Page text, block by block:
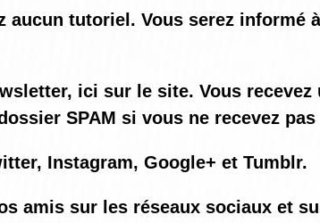
aucun tutoriel. Vous serez informé
ici sur le site. Vous
SPAM si vous ne recevez
Instagram, Google+ et Tumblr.
amis sur les réseaux sociaux et